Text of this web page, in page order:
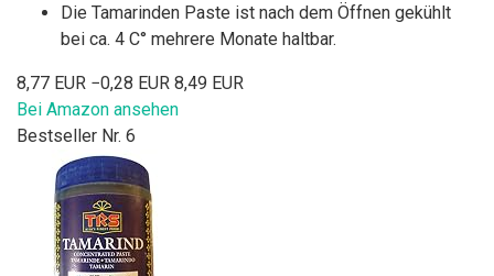
Die Tamarinden Paste ist nach dem Öffnen gekühlt
bei ca. 4 C° mehrere Monate haltbar.
8,77 EUR −0,28 EUR 8,49 EUR
Bei Amazon ansehen
Bestseller Nr. 6